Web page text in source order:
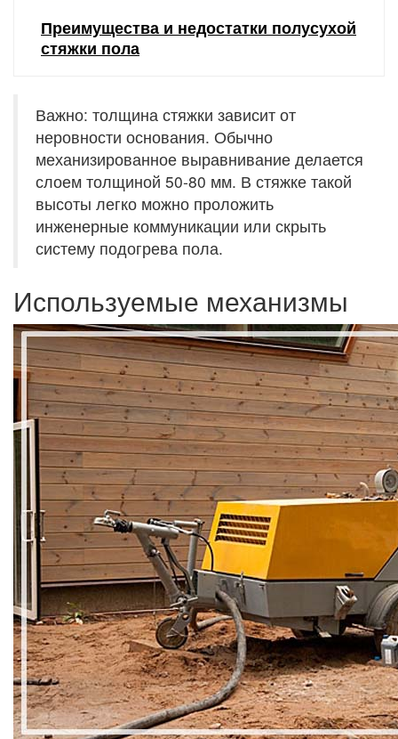
Преимущества и недостатки полусухой
стяжки пола
Важно: толщина стяжки зависит от
неровности основания. Обычно
механизированное выравнивание делается
слоем толщиной 50-80 мм. В стяжке такой
высоты легко можно проложить
инженерные коммуникации или скрыть
систему подогрева пола.
Используемые механизмы